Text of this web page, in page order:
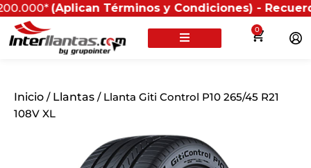
(Aplican Términos y Condiciones) - Recuerda
0
Inicio / Llantas / Llanta Giti Control P10 265/45 R21
108V XL